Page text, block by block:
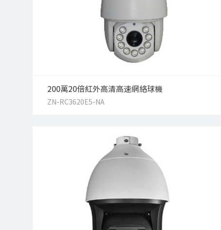
200萬20倍紅外高清高速網絡球機
ZN-RC3620E5-NA